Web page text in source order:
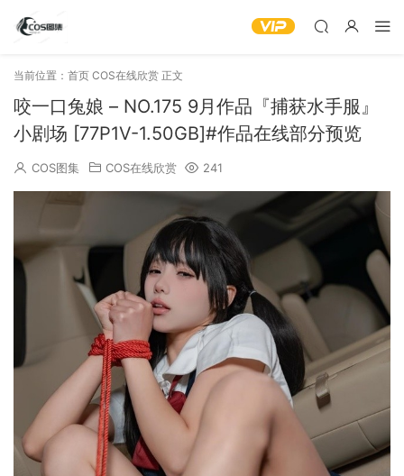
当前位置： 首页 COS在线欣赏 正文
咬一口兔娘 – NO.175 9月作品『捕获水手服』
小剧场 [77P1V-1.50GB]#作品在线部分预览
COS图集 COS在线欣赏 241